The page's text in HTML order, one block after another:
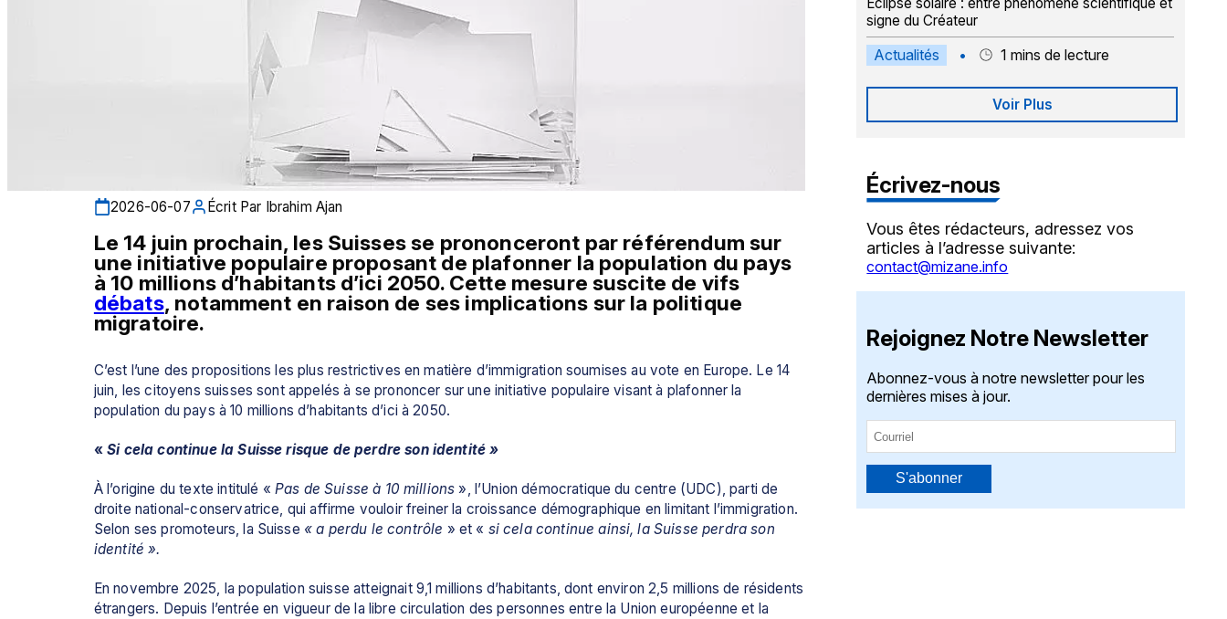
2026-06-07 Écrit Par Ibrahim Ajan
Le 14 juin prochain, les Suisses se prononceront par référendum sur
une initiative populaire proposant de plafonner la population du pays
à 10 millions d’habitants d’ici 2050. Cette mesure suscite de vifs
débats, notamment en raison de ses implications sur la politique
migratoire.
C’est l’une des propositions les plus restrictives en matière d’immigration soumises au vote en Europe. Le 14
juin, les citoyens suisses sont appelés à se prononcer sur une initiative populaire visant à plafonner la
population du pays à 10 millions d’habitants d’ici à 2050.
« Si cela continue la Suisse risque de perdre son identité »
À l’origine du texte intitulé « Pas de Suisse à 10 millions », l’Union démocratique du centre (UDC), parti de
droite national-conservatrice, qui affirme vouloir freiner la croissance démographique en limitant l’immigration.
Selon ses promoteurs, la Suisse « a perdu le contrôle » et « si cela continue ainsi, la Suisse perdra son
identité ».
En novembre 2025, la population suisse atteignait 9,1 millions d’habitants, dont environ 2,5 millions de résidents
étrangers. Depuis l’entrée en vigueur de la libre circulation des personnes entre la Union européenne
Éclipse solaire : entre phénomène scientifique et
signe du Créateur
Actualités • 1 mins de lecture
Voir Plus
Écrivez-nous
Vous êtes rédacteurs, adressez vos
articles à l’adresse suivante:
contact@mizane.info
Rejoignez Notre Newsletter
Abonnez-vous à notre newsletter pour les
dernières mises à jour.
S'abonner